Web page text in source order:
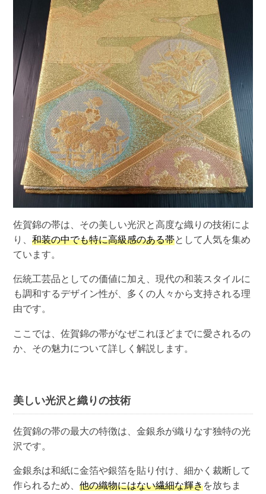
佐賀錦の帯は、その美しい光沢と高度な織りの技術によ
り、和装の中でも特に高級感のある帯として人気を集め
ています。
伝統工芸品としての価値に加え、現代の和装スタイルに
も調和するデザイン性が、多くの人々から支持される理
由です。
ここでは、佐賀錦の帯がなぜこれほどまでに愛されるの
か、その魅力について詳しく解説します。
美しい光沢と織りの技術
佐賀錦の帯の最大の特徴は、金銀糸が織りなす独特の光
沢です。
金銀糸は和紙に金箔や銀箔を貼り付け、細かく裁断して
作られるため、他の織物にはない繊細な輝きを放ちま